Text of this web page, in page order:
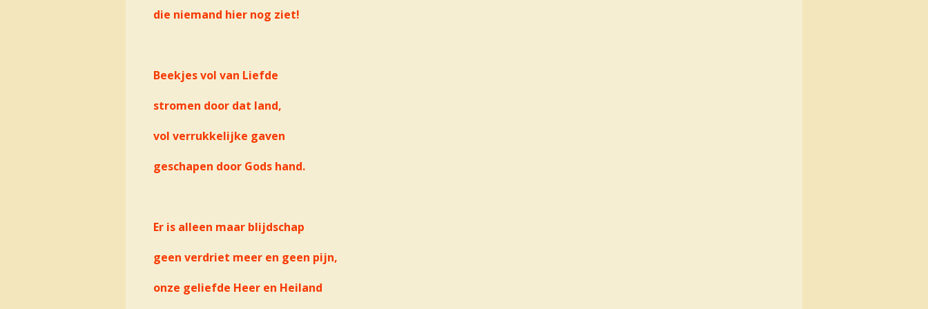
die niemand hier nog ziet!
Beekjes vol van Liefde
stromen door dat land,
vol verrukkelijke gaven
geschapen door Gods hand.
Er is alleen maar blijdschap
geen verdriet meer en geen pijn,
onze geliefde Heer en Heiland